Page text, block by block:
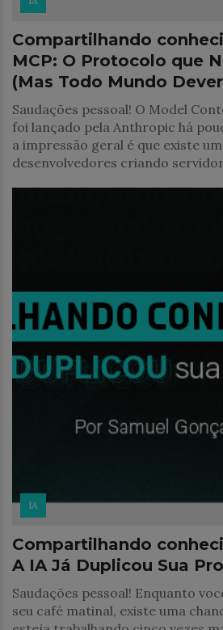
Compartilhando
MCP: O Protocolo que
(Mas Todo Mundo
Saudações pessoal! O Model
foi lançado pela Anthropic há
a impressão geral é que existe
desenvolvedores criando
IA
Compartilhando
A IA Já Duplicou Sua
Saudações pessoal! Enquanto
seu café matinal, existe uma